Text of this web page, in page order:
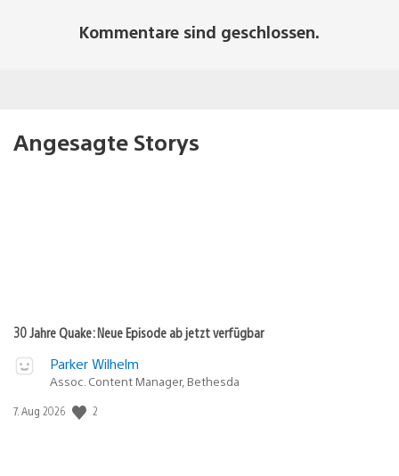
Kommentare sind geschlossen.
Angesagte Storys
30 Jahre Quake: Neue Episode ab jetzt verfügbar
Parker Wilhelm
Assoc. Content Manager, Bethesda
Veröffentlichungsdatum:
7. Aug 2026 2